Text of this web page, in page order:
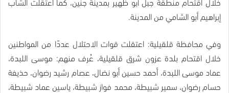
إبراهيم أبو الشامي من المدينة.
وفي محافظة قلقيلية: اعتقلت قوات الاحتلال عددًا من المواطنين
خلال اقتحام بلدة عزون شرق قلقيلية، عُرف منهم: موسى اللبدة،
عماد موسى اللبدة، أحمد حسين أبو نضال، عصام رشيد رضوان، حذيفة
حسام رضوان، سمير شبيطة، محمد فواز شبيطة، ياسين عماد شبيطة،